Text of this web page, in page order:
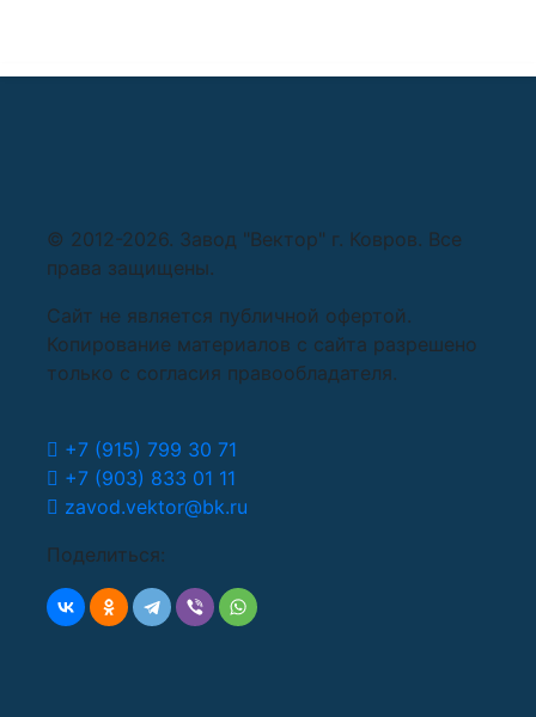
© 2012-2026. Завод "Вектор" г. Ковров. Все
права защищены.
Сайт не является публичной офертой.
Копирование материалов c сайта разрешено
только с согласия правообладателя.
+7 (915) 799 30 71
+7 (903) 833 01 11
zavod.vektor@bk.ru
Поделиться: